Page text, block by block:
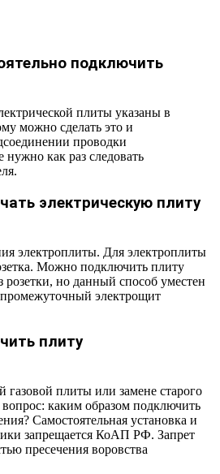
подключить
плиты указаны в
можно сделать это и
проводки
нужно как раз следовать
электрическую плиту
электроплиты. Для электроплиты
Можно подключить плиту
розетки, но данный способ уместен
электрощит
плиту
плиты или замене старого
вопрос: каким образом подключить
Самостоятельная установка и
запрещается КоАП РФ. Запрет
пресечения воровства